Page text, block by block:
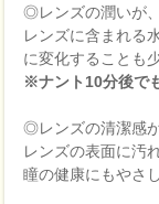
◎レンズの潤いが
レンズに含まれる
に変化することも
※ナント10分後で
◎レンズの清潔感
レンズの表面に汚
瞳の健康にもやさ